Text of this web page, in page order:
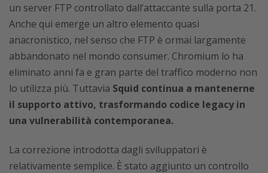
un server FTP controllato dall’attaccante sulla porta 21.
Anche qui emerge un altro elemento quasi
anacronistico, nel senso che FTP è ormai largamente
abbandonato nel mondo consumer. Chromium lo ha
eliminato anni fa e gran parte del traffico moderno non
lo utilizza più. Tuttavia Squid continua a mantenerne
il supporto attivo, trasformando codice legacy in
una vulnerabilità contemporanea.
La correzione introdotta dagli sviluppatori è
relativamente semplice. È stato aggiunto un controllo